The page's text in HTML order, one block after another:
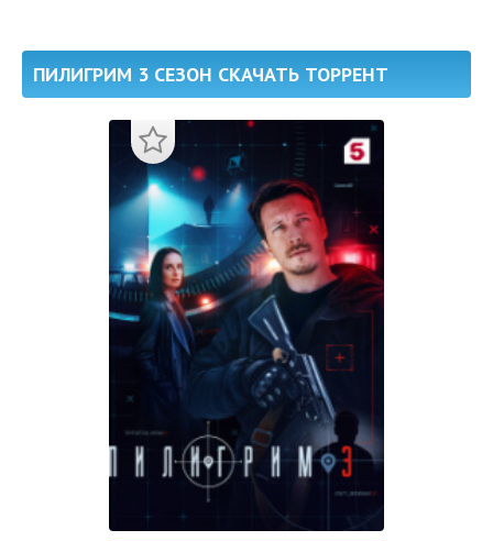
ПИЛИГРИМ 3 СЕЗОН СКАЧАТЬ ТОРРЕНТ